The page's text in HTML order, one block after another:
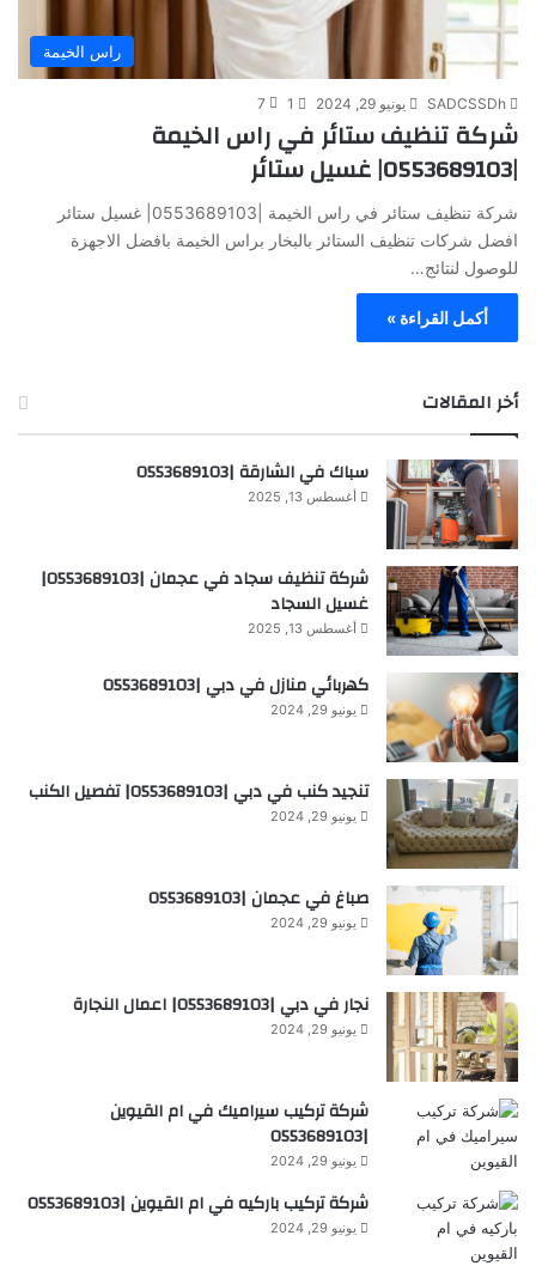
راس الخيمة
SADCSSDh يونيو 29, 2024 1
7
شركة تنظيف ستائر في راس الخيمة
|0553689103| غسيل ستائر
شركة تنظيف ستائر في راس الخيمة |0553689103| غسيل ستائر
افضل شركات تنظيف الستائر بالبخار براس الخيمة بافضل الاجهزة
للوصول لنتائج…
أكمل القراءة »
أخر المقالات
سباك في الشارقة |0553689103
أغسطس 13, 2025
شركة تنظيف سجاد في عجمان |0553689103|
غسيل السجاد
أغسطس 13, 2025
كهربائي منازل في دبي |0553689103
يونيو 29, 2024
تنجيد كنب في دبي |0553689103| تفصيل الكنب
يونيو 29, 2024
صباغ في عجمان |0553689103
يونيو 29, 2024
نجار في دبي |0553689103| اعمال النجارة
يونيو 29, 2024
شركة تركيب سيراميك في ام القيوين
|0553689103
يونيو 29, 2024
شركة تركيب باركيه في ام القيوين |0553689103
يونيو 29, 2024